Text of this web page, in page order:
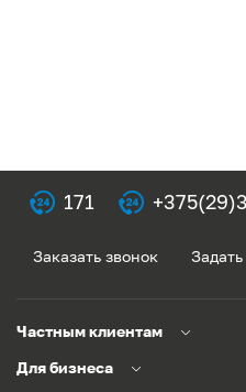
171
Заказать звонок
Частным клиентам
Для бизнеса